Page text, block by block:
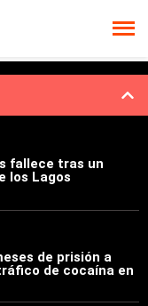
fallece tras un
los Lagos
de prisión a
de cocaína en